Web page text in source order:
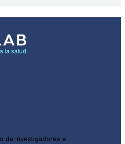
de investigadores e